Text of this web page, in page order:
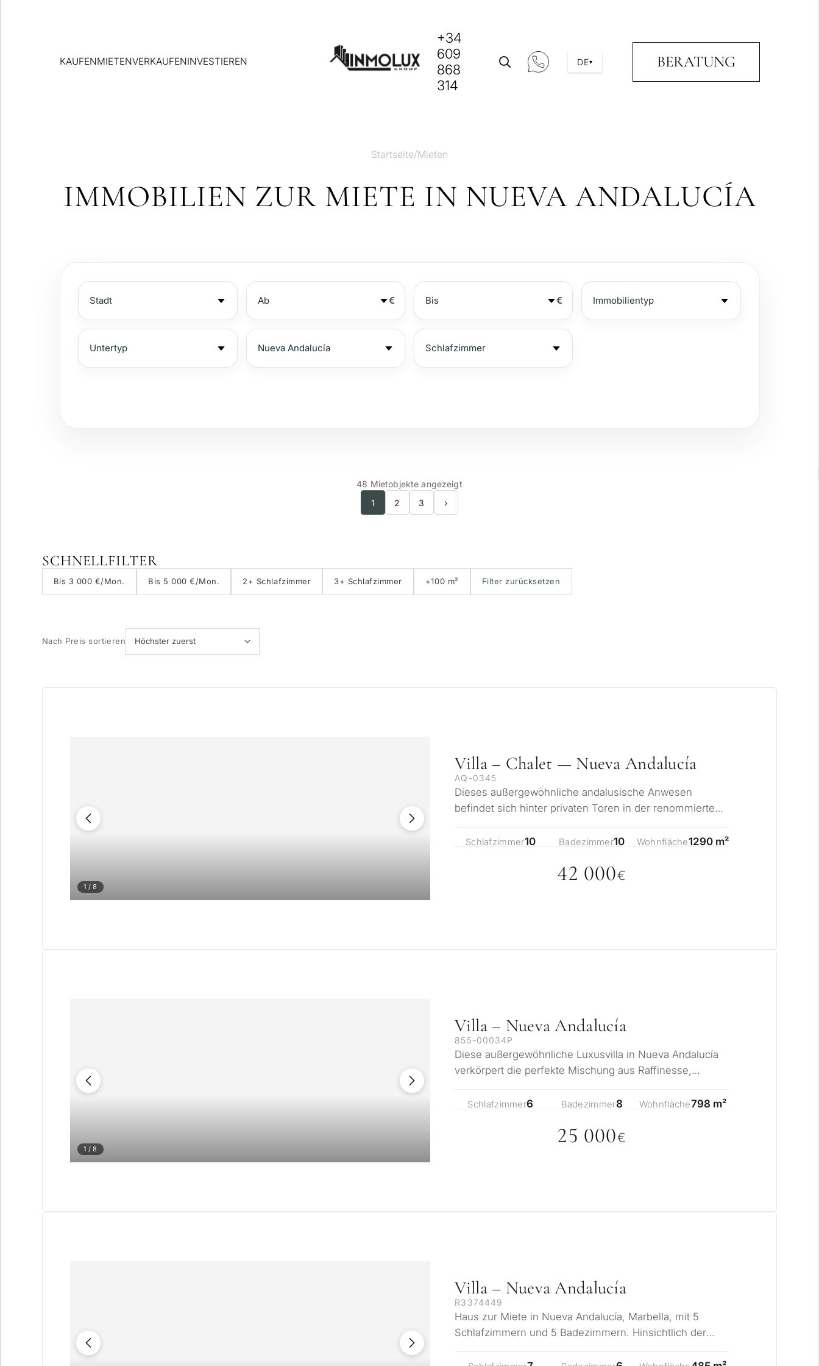
KAUFENMIETENVERKAUFENINVESTIEREN
+34
609
868
314
DE▾ BERATUNG
Startseite/Mieten
IMMOBILIEN ZUR MIETE IN NUEVA ANDALUCÍA
€ €
Strandnähe
Mit Aufzug
Mehr Kriterien
48 Mietobjekte angezeigt
1
2 3 ›
SCHNELLFILTER
Bis 3 000 €/Mon. Bis 5 000 €/Mon. 2+ Schlafzimmer 3+ Schlafzimmer +100 m² Filter zurücksetzen
Nach Preis sortieren
1 / 8
Villa – Chalet — Nueva Andalucía
AQ-0345
Dieses außergewöhnliche andalusische Anwesen
befindet sich hinter privaten Toren in der renommierten
Schlafzimmer10 Badezimmer10 Wohnfläche1290 m²
42 000€
1 / 8
Villa – Nueva Andalucía
855-00034P
Diese außergewöhnliche Luxusvilla in Nueva Andalucía
verkörpert die perfekte Mischung aus Raffinesse,
Schlafzimmer6 Badezimmer8 Wohnfläche798 m²
25 000€
Villa – Nueva Andalucía
R3374449
Haus zur Miete in Nueva Andalucía, Marbella, mit 5
Schlafzimmern und 5 Badezimmern. Hinsichtlich der
Immobilie in Marbella in Betracht?
Erst- oder Zweitwohnsitz für mich